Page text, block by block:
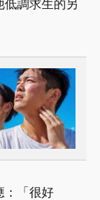
低調求生的另
：「很好